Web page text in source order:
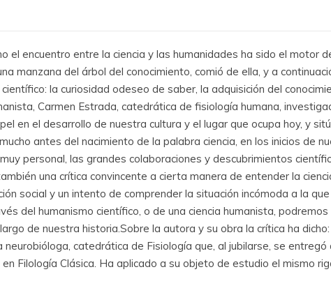
el encuentro entre la ciencia y las humanidades ha sido el motor
manzana del árbol del conocimiento, comió de ella, y a
la curiosidad odeseo de saber, la adquisición del
Carmen Estrada, catedrática de fisiología humana,
en el desarrollo de nuestra cultura y el lugar que ocupa hoy, y
antes del nacimiento de la palabra ciencia, en los inicios de
personal, las grandes colaboraciones y descubrimientos
una crítica convincente a cierta manera de entender la
social y un intento de comprender la situación incómoda a la
del humanismo científico, o de una ciencia humanista,
de nuestra historia.Sobre la autora y su obra la crítica ha dicho:
catedrática de Fisiología que, al jubilarse, se
Filología Clásica. Ha aplicado a su objeto de estudio el mismo